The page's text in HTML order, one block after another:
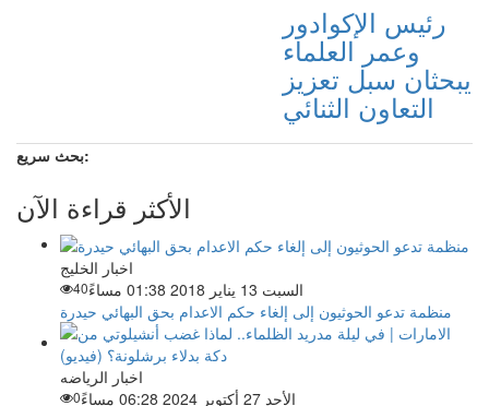
رئيس الإكوادور
وعمر العلماء
يبحثان سبل تعزيز
التعاون الثنائي
بحث سريع:
الأكثر قراءة الآن
اخبار الخليج
السبت 13 يناير 2018 01:38 مساءً
40
منظمة تدعو الحوثيون إلى إلغاء حكم الاعدام بحق البهائي حيدرة
اخبار الرياضه
الأحد 27 أكتوبر 2024 06:28 مساءً
0